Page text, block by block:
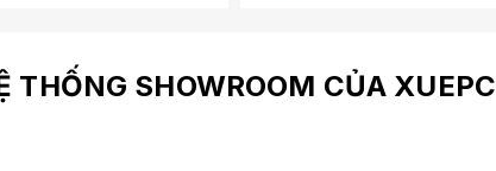
THỐNG SHOWROOM CỦA XUEPC